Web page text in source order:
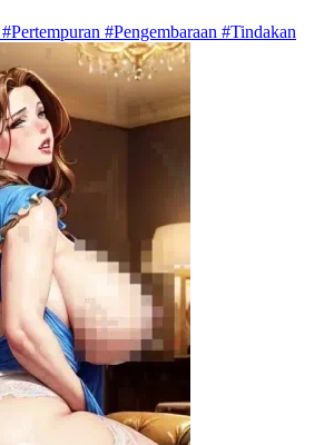
#Pengembaraan #Tindakan